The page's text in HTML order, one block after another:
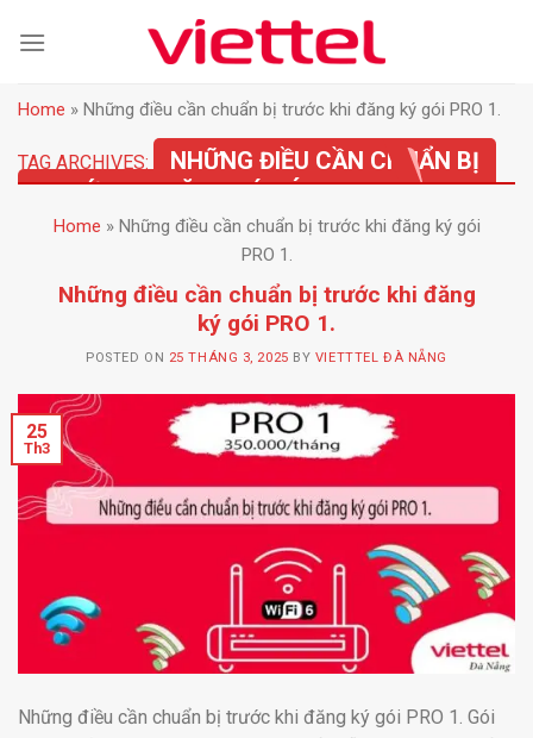
Home » Những điều cần chuẩn bị trước khi đăng ký gói PRO 1.
TAG ARCHIVES:
NHỮNG ĐIỀU CẦN CHUẨN BỊ
TRƯỚC KHI ĐĂNG KÝ GÓI PRO 1.
Home » Những điều cần chuẩn bị trước khi đăng ký gói
PRO 1.
Những điều cần chuẩn bị trước khi đăng
ký gói PRO 1.
POSTED ON 25 THÁNG 3, 2025 BY VIETTTEL ĐÀ NẴNG
25
Th3
Những điều cần chuẩn bị trước khi đăng ký gói PRO 1. Gói